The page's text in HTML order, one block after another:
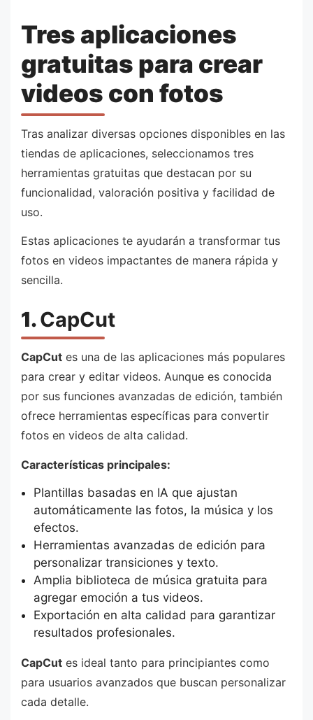
Tres aplicaciones
gratuitas para crear
videos con fotos
Tras analizar diversas opciones disponibles en las
tiendas de aplicaciones, seleccionamos tres
herramientas gratuitas que destacan por su
funcionalidad, valoración positiva y facilidad de
uso.
Estas aplicaciones te ayudarán a transformar tus
fotos en videos impactantes de manera rápida y
sencilla.
1.CapCut
CapCut es una de las aplicaciones más populares
para crear y editar videos. Aunque es conocida
por sus funciones avanzadas de edición, también
ofrece herramientas específicas para convertir
fotos en videos de alta calidad.
Características principales:
Plantillas basadas en IA que ajustan
automáticamente las fotos, la música y los
efectos.
Herramientas avanzadas de edición para
personalizar transiciones y texto.
Amplia biblioteca de música gratuita para
agregar emoción a tus videos.
Exportación en alta calidad para garantizar
resultados profesionales.
CapCut es ideal tanto para principiantes como
para usuarios avanzados que buscan personalizar
cada detalle.